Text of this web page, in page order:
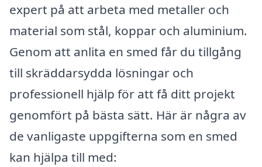
expert på att arbeta med metaller och
material som stål, koppar och aluminium.
Genom att anlita en smed får du tillgång
till skräddarsydda lösningar och
professionell hjälp för att få ditt projekt
genomfört på bästa sätt. Här är några av
de vanligaste uppgifterna som en smed
kan hjälpa till med: